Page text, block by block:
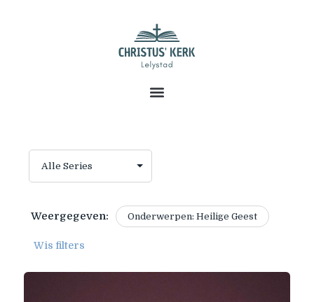
Weergegeven: Onderwerpen: Heilige Geest
Wis filters